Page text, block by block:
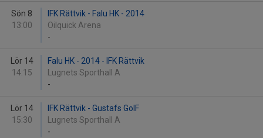
Sön 8
13:00
IFK Rättvik - Falu HK - 2014
Oilquick Arena
-
Lör 14
14:15
Falu HK - 2014 - IFK Rättvik
Lugnets Sporthall A
-
Lör 14
15:30
IFK Rättvik - Gustafs GoIF
Lugnets Sporthall A
-